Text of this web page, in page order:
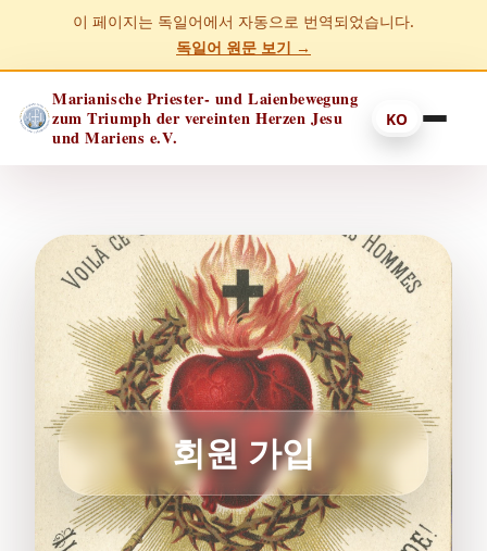
이 페이지는 독일어에서 자동으로 번역되었습니다.
독일어 원문 보기 →
Marianische Priester- und Laienbewegung
zum Triumph der vereinten Herzen Jesu
und Mariens e.V.
KO
회원 가입